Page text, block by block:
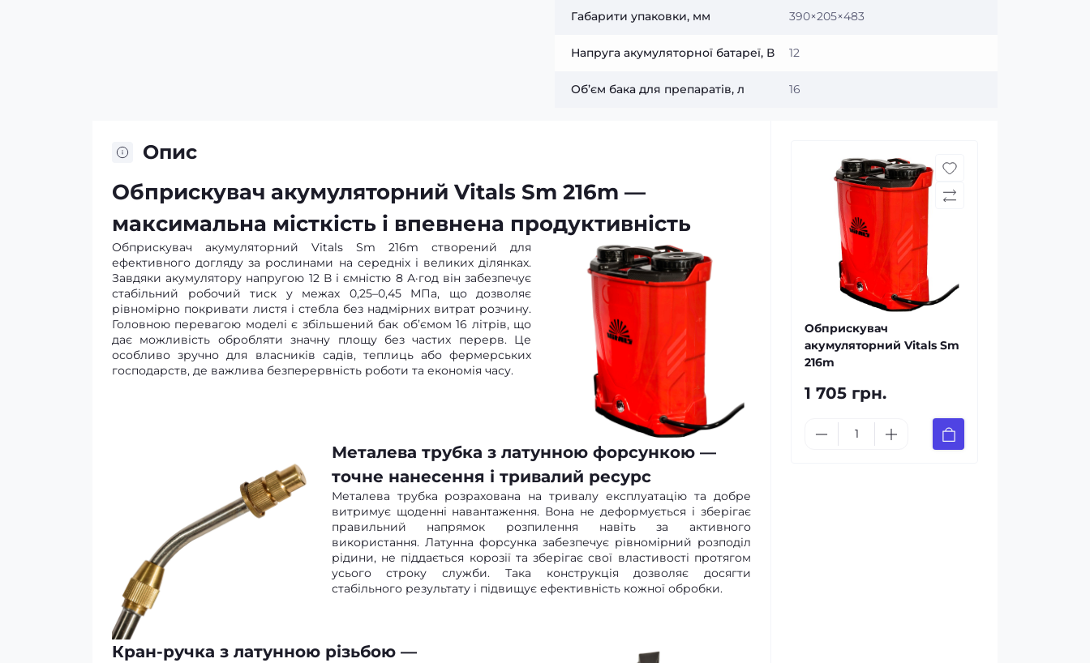
Габарити упаковки, мм 390×205×483
Напруга акумуляторної батареї, В 12
Об’єм бака для препаратів, л 16
Опис
Обприскувач акумуляторний Vitals Sm 216m —
максимальна місткість і впевнена продуктивність
Обприскувач акумуляторний Vitals Sm 216m створений для
ефективного догляду за рослинами на середніх і великих ділянках.
Завдяки акумулятору напругою 12 В і ємністю 8 А·год він забезпечує
стабільний робочий тиск у межах 0,25–0,45 МПа, що дозволяє
рівномірно покривати листя і стебла без надмірних витрат розчину.
Головною перевагою моделі є збільшений бак об’ємом 16 літрів, що
дає можливість обробляти значну площу без частих перерв. Це
особливо зручно для власників садів, теплиць або фермерських
господарств, де важлива безперервність роботи та економія часу.
Металева трубка з латунною форсункою —
точне нанесення і тривалий ресурс
Металева трубка розрахована на тривалу експлуатацію та добре
витримує щоденні навантаження. Вона не деформується і зберігає
правильний напрямок розпилення навіть за активного
використання. Латунна форсунка забезпечує рівномірний розподіл
рідини, не піддається корозії та зберігає свої властивості протягом
усього строку служби. Така конструкція дозволяє досягти
стабільного результату і підвищує ефективність кожної обробки.
Кран-ручка з латунною різьбою —
Обприскувач
акумуляторний Vitals Sm
216m
1 705 грн.